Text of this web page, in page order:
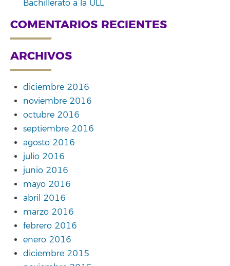
Bachillerato a la ULL
COMENTARIOS RECIENTES
ARCHIVOS
diciembre 2016
noviembre 2016
octubre 2016
septiembre 2016
agosto 2016
julio 2016
junio 2016
mayo 2016
abril 2016
marzo 2016
febrero 2016
enero 2016
diciembre 2015